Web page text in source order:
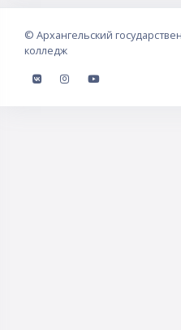
© Архангельский
колледж